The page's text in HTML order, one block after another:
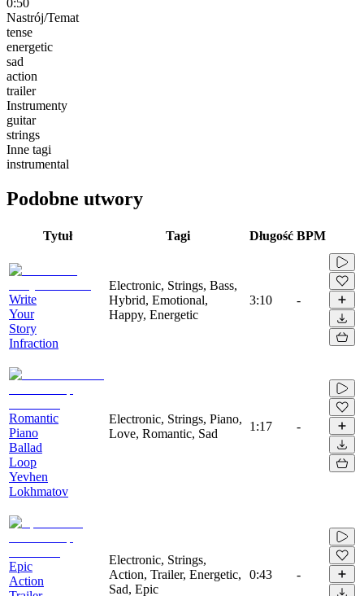
Nastrój/Temat
tense
energetic
sad
action
trailer
Instrumenty
guitar
strings
Inne tagi
instrumental
Podobne utwory
Tytuł Tagi Długość BPM
Write
Your
Story
Infraction
Electronic, Strings, Bass,
Hybrid, Emotional,
Happy, Energetic
3:10 -
Romantic
Piano
Ballad
Loop
Yevhen
Lokhmatov
Electronic, Strings, Piano,
Love, Romantic, Sad
1:17 -
Epic
Action
Electronic, Strings,
Action, Trailer, Energetic,
Sad, Epic
0:43 -